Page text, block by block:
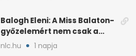
Balogh Eleni: A Miss Balaton-
győzelemért nem csak a
külseje számított
nlc.hu 1 napja